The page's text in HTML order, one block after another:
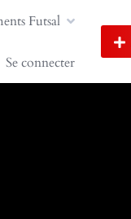
Futsal
Se connecter